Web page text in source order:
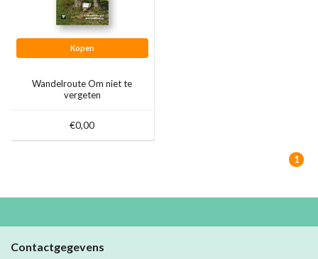
Kopen
Wandelroute Om niet te
vergeten
€0,00
1
Contactgegevens